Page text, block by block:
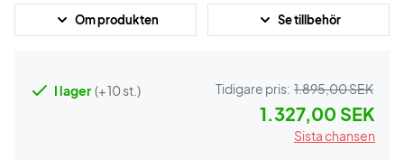
Om produkten Se tillbehör
I lager (+ 10 st.) Tidigare pris: 1.895,00 SEK
1.327,00 SEK
Sista chansen